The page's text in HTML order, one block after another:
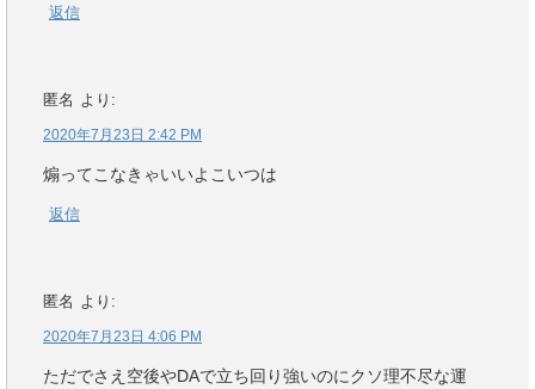
返信
匿名 より:
2020年7月23日 2:42 PM
煽ってこなきゃいいよこいつは
返信
匿名 より:
2020年7月23日 4:06 PM
ただでさえ空後やDAで立ち回り強いのにクソ理不尽な運